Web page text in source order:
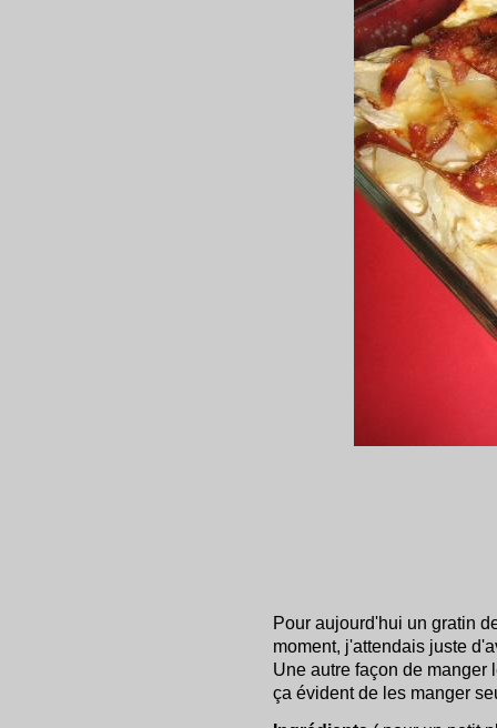
Pour aujourd'hui un gratin
moment, j'attendais juste
Une autre façon de manger
ça évident de les manger